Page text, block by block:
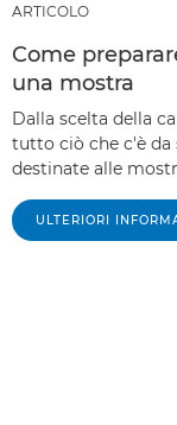
ARTICOLO
Come
una mostra
Dalla scelta della
tutto ciò che c'è da
destinate alle
ULTERIORI